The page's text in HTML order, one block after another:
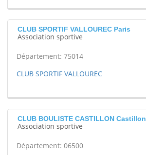
CLUB SPORTIF VALLOUREC Paris
Association sportive
Département: 75014
CLUB SPORTIF VALLOUREC
CLUB BOULISTE CASTILLON Castillon
Association sportive
Département: 06500